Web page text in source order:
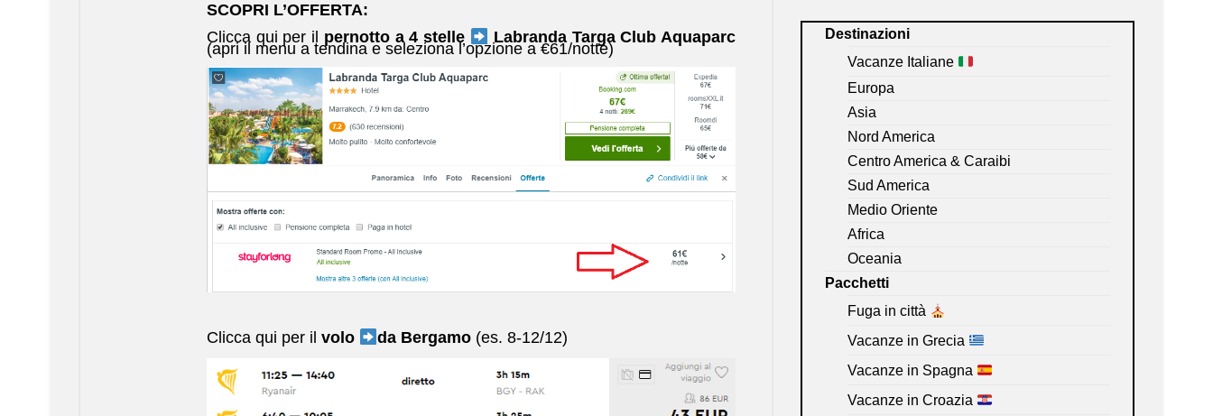
SCOPRI L’OFFERTA:
Clicca qui per il pernotto a 4 stelle Labranda Targa Club Aquaparc
(apri il menu a tendina e seleziona l’opzione a €61/notte)
Clicca qui per il volo da Bergamo (es. 8-12/12)
Destinazioni
Vacanze Italiane
Europa
Asia
Nord America
Centro America & Caraibi
Sud America
Medio Oriente
Africa
Oceania
Pacchetti
Fuga in città
Vacanze in Grecia
Vacanze in Spagna
Vacanze in Croazia